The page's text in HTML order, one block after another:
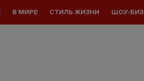
В МИРЕ СТИЛЬ ЖИЗНИ ШОУ-БИЗ